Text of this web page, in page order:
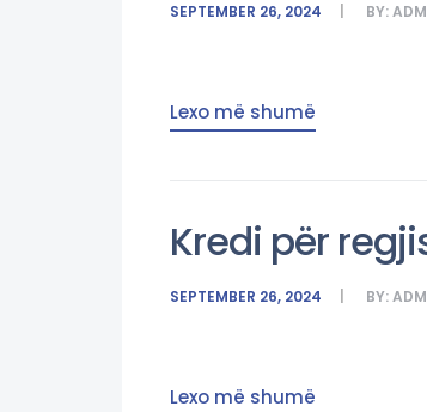
SEPTEMBER 26, 2024 BY:
Lexo më shumë
Kredi për
SEPTEMBER 26, 2024 BY:
Lexo më shumë